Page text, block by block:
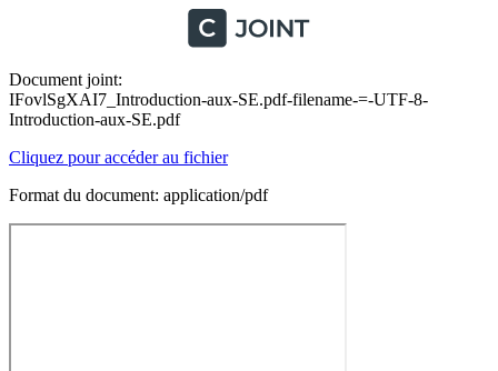
Document joint:
IFovlSgXAI7_Introduction-aux-SE.pdf-filename-=-UTF-8-
Introduction-aux-SE.pdf
Cliquez pour accéder au fichier
Format du document: application/pdf